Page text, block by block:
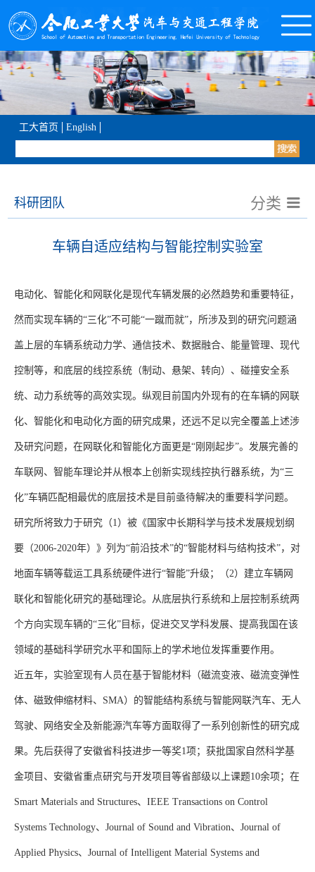
工大首页 English
科研团队 分类
车辆自适应结构与智能控制实验室
电动化、智能化和网联化是现代车辆发展的必然趋势和重要特征，
然而实现车辆的“三化”不可能“一蹴而就”，所涉及到的研究问题涵
盖上层的车辆系统动力学、通信技术、数据融合、能量管理、现代
控制等，和底层的线控系统（制动、悬架、转向）、碰撞安全系
统、动力系统等的高效实现。纵观目前国内外现有的在车辆的网联
化、智能化和电动化方面的研究成果，还远不足以完全覆盖上述涉
及研究问题，在网联化和智能化方面更是“刚刚起步”。发展完善的
车联网、智能车理论并从根本上创新实现线控执行器系统，为“三
化”车辆匹配相最优的底层技术是目前亟待解决的重要科学问题。
研究所将致力于研究（1）被《国家中长期科学与技术发展规划纲
要（2006-2020年）》列为“前沿技术”的“智能材料与结构技术”，对
地面车辆等载运工具系统硬件进行“智能”升级；（2）建立车辆网
联化和智能化研究的基础理论。从底层执行系统和上层控制系统两
个方向实现车辆的“三化”目标，促进交叉学科发展、提高我国在该
领域的基础科学研究水平和国际上的学术地位发挥重要作用。
近五年，实验室现有人员在基于智能材料（磁流变液、磁流变弹性
体、磁致伸缩材料、 SMA）的智能结构系统与智能网联汽车、无人
驾驶、网络安全及新能源汽车等方面取得了一系列创新性的研究成
果。先后获得了安徽省科技进步一等奖1项；获批国家自然科学基
金项目、安徽省重点研究与开发项目等省部级以上课题10余项；在
Smart Materials and Structures、 IEEE Transactions on Control
Systems Technology、 Journal of Sound and Vibration、 Journal of
Applied Physics、 Journal of Intelligent Material Systems and